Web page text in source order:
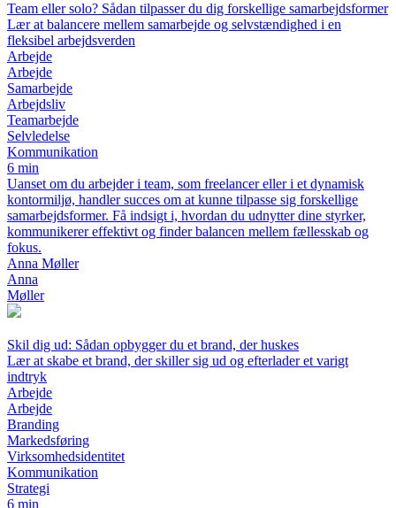
Team eller solo? Sådan tilpasser du dig forskellige samarbejdsformer
Lær at balancere mellem samarbejde og selvstændighed i en
fleksibel arbejdsverden
Arbejde
Arbejde
Samarbejde
Arbejdsliv
Teamarbejde
Selvledelse
Kommunikation
6 min
Uanset om du arbejder i team, som freelancer eller i et dynamisk
kontormiljø, handler succes om at kunne tilpasse sig forskellige
samarbejdsformer. Få indsigt i, hvordan du udnytter dine styrker,
kommunikerer effektivt og finder balancen mellem fællesskab og
fokus.
Anna Møller
Anna
Møller
Skil dig ud: Sådan opbygger du et brand, der huskes
Lær at skabe et brand, der skiller sig ud og efterlader et varigt
indtryk
Arbejde
Arbejde
Branding
Markedsføring
Virksomhedsidentitet
Kommunikation
Strategi
6 min